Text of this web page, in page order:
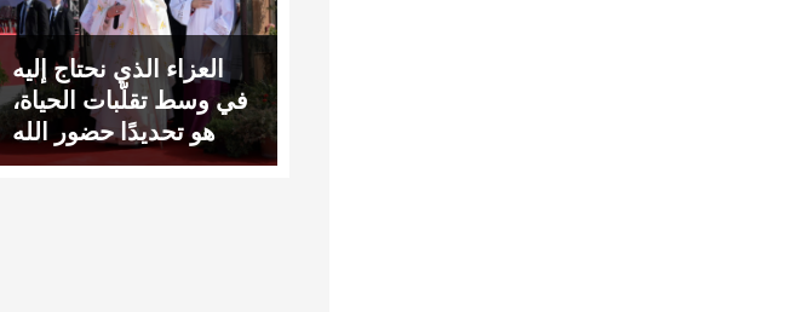
العزاء الذي نحتاج إليه
في وسط تقلّبات الحياة،
هو تحديدًا حضور الله
في القلب